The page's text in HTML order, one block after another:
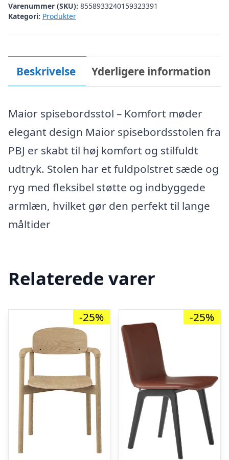
Varenummer (SKU): 8558933240159323391
Kategori: Produkter
Beskrivelse Yderligere information
Maior spisebordsstol – Komfort møder
elegant design Maior spisebordsstolen fra
PBJ er skabt til høj komfort og stilfuldt
udtryk. Stolen har et fuldpolstret sæde og
ryg med fleksibel støtte og indbyggede
armlæn, hvilket gør den perfekt til lange
måltider
Relaterede varer
-25% -25%